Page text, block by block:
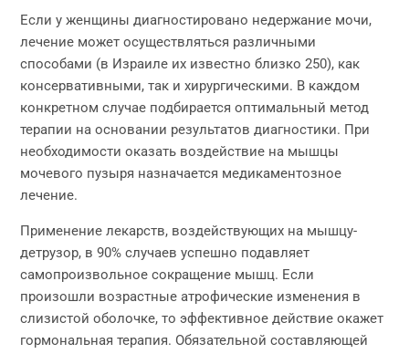
Если у женщины диагностировано недержание мочи,
лечение может осуществляться различными
способами (в Израиле их известно близко 250), как
консервативными, так и хирургическими. В каждом
конкретном случае подбирается оптимальный метод
терапии на основании результатов диагностики. При
необходимости оказать воздействие на мышцы
мочевого пузыря назначается медикаментозное
лечение.
Применение лекарств, воздействующих на мышцу-
детрузор, в 90% случаев успешно подавляет
самопроизвольное сокращение мышц. Если
произошли возрастные атрофические изменения в
слизистой оболочке, то эффективное действие окажет
гормональная терапия. Обязательной составляющей